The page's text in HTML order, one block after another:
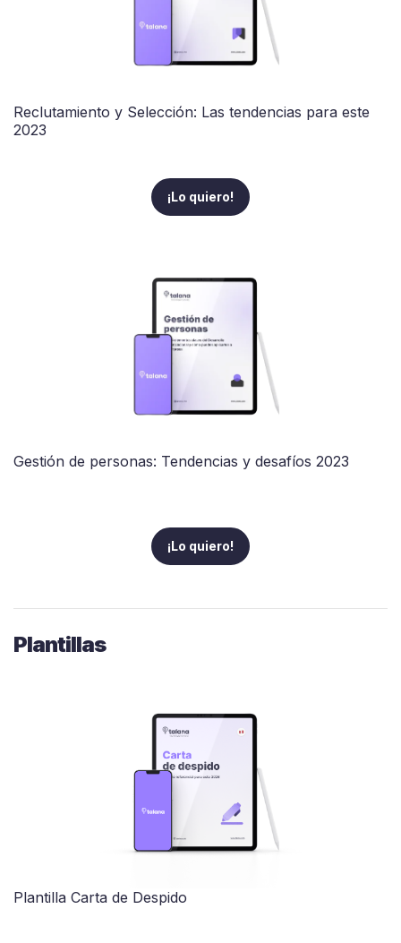
Reclutamiento y Selección: Las tendencias para este
2023
¡Lo quiero!
Gestión de personas: Tendencias y desafíos 2023
¡Lo quiero!
Plantillas
Plantilla Carta de Despido